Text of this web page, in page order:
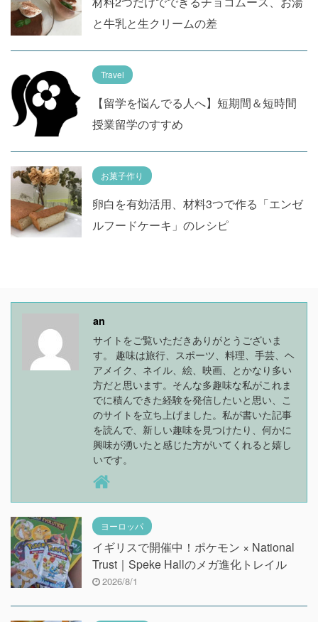
と牛乳と生クリームの差
Travel
【留学を悩んでる人へ】短期間＆短時間
授業留学のすすめ
お菓子作り
卵白を有効活用、材料3つで作る「エンゼ
ルフードケーキ」のレシピ
an
サイトをご覧いただきありがとうございま
す。 趣味は旅行、スポーツ、料理、手芸、ヘ
アメイク、ネイル、絵、映画、とかなり多い
方だと思います。そんな多趣味な私がこれま
でに積んできた経験を発信したいと思い、こ
のサイトを立ち上げました。私が書いた記事
を読んで、新しい趣味を見つけたり、何かに
興味が湧いたと感じた方がいてくれると嬉し
いです。
ヨーロッパ
イギリスで開催中！ポケモン × National
Trust｜Speke Hallのメガ進化トレイル
2026/8/1